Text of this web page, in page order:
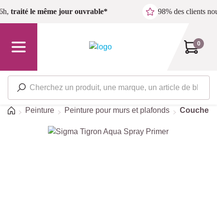
Passer au contenu principal
traité le même jour ouvrable* 98% des clients
0
Accueil
Peinture Peinture pour murs et plafonds Couches
Ignorer la galerie d'images